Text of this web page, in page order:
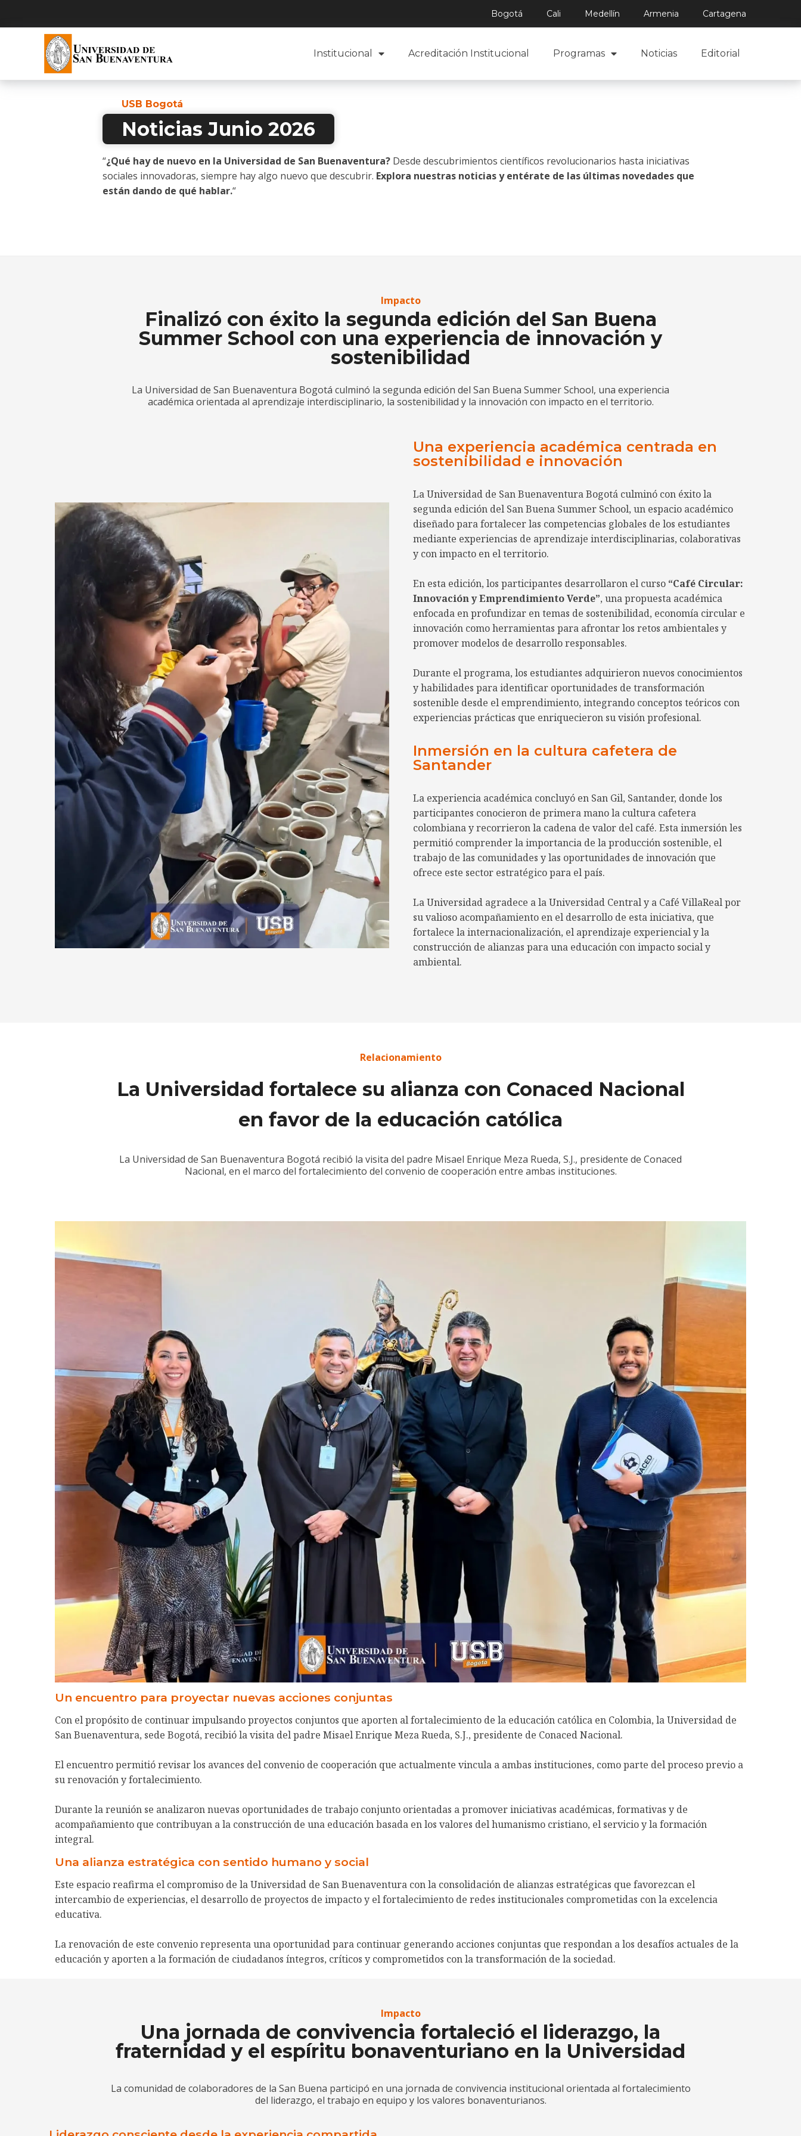
Bogotá Cali Medellín Armenia Cartagena
Institucional Acreditación Institucional Programas Noticias Editorial
USB Bogotá
Noticias Junio 2026
“¿Qué hay de nuevo en la Universidad de San Buenaventura? Desde descubrimientos científicos revolucionarios hasta iniciativas
sociales innovadoras, siempre hay algo nuevo que descubrir. Explora nuestras noticias y entérate de las últimas novedades que
están dando de qué hablar.“
Impacto
Finalizó con éxito la segunda edición del San Buena
Summer School con una experiencia de innovación y
sostenibilidad
La Universidad de San Buenaventura Bogotá culminó la segunda edición del San Buena Summer School, una experiencia
académica orientada al aprendizaje interdisciplinario, la sostenibilidad y la innovación con impacto en el territorio.
Una experiencia académica centrada en
sostenibilidad e innovación
La Universidad de San Buenaventura Bogotá culminó con éxito la
segunda edición del San Buena Summer School, un espacio académico
diseñado para fortalecer las competencias globales de los estudiantes
mediante experiencias de aprendizaje interdisciplinarias, colaborativas
y con impacto en el territorio.
En esta edición, los participantes desarrollaron el curso “Café Circular:
Innovación y Emprendimiento Verde”, una propuesta académica
enfocada en profundizar en temas de sostenibilidad, economía circular e
innovación como herramientas para afrontar los retos ambientales y
promover modelos de desarrollo responsables.
Durante el programa, los estudiantes adquirieron nuevos conocimientos
y habilidades para identificar oportunidades de transformación
sostenible desde el emprendimiento, integrando conceptos teóricos con
experiencias prácticas que enriquecieron su visión profesional.
Inmersión en la cultura cafetera de
Santander
La experiencia académica concluyó en San Gil, Santander, donde los
participantes conocieron de primera mano la cultura cafetera
colombiana y recorrieron la cadena de valor del café. Esta inmersión les
permitió comprender la importancia de la producción sostenible, el
trabajo de las comunidades y las oportunidades de innovación que
ofrece este sector estratégico para el país.
La Universidad agradece a la Universidad Central y a Café VillaReal por
su valioso acompañamiento en el desarrollo de esta iniciativa, que
fortalece la internacionalización, el aprendizaje experiencial y la
construcción de alianzas para una educación con impacto social y
ambiental.
Relacionamiento
La Universidad fortalece su alianza con Conaced Nacional
en favor de la educación católica
La Universidad de San Buenaventura Bogotá recibió la visita del padre Misael Enrique Meza Rueda, S.J., presidente de Conaced
Nacional, en el marco del fortalecimiento del convenio de cooperación entre ambas instituciones.
Un encuentro para proyectar nuevas acciones conjuntas
Con el propósito de continuar impulsando proyectos conjuntos que aporten al fortalecimiento de la educación católica en Colombia, la Universidad de
San Buenaventura, sede Bogotá, recibió la visita del padre Misael Enrique Meza Rueda, S.J., presidente de Conaced Nacional.
El encuentro permitió revisar los avances del convenio de cooperación que actualmente vincula a ambas instituciones, como parte del proceso previo a
su renovación y fortalecimiento.
Durante la reunión se analizaron nuevas oportunidades de trabajo conjunto orientadas a promover iniciativas académicas, formativas y de
acompañamiento que contribuyan a la construcción de una educación basada en los valores del humanismo cristiano, el servicio y la formación
integral.
Una alianza estratégica con sentido humano y social
Este espacio reafirma el compromiso de la Universidad de San Buenaventura con la consolidación de alianzas estratégicas que favorezcan el
intercambio de experiencias, el desarrollo de proyectos de impacto y el fortalecimiento de redes institucionales comprometidas con la excelencia
educativa.
La renovación de este convenio representa una oportunidad para continuar generando acciones conjuntas que respondan a los desafíos actuales de la
educación y aporten a la formación de ciudadanos íntegros, críticos y comprometidos con la transformación de la sociedad.
Impacto
Una jornada de convivencia fortaleció el liderazgo, la
fraternidad y el espíritu bonaventuriano en la Universidad
La comunidad de colaboradores de la San Buena participó en una jornada de convivencia institucional orientada al fortalecimiento
del liderazgo, el trabajo en equipo y los valores bonaventurianos.